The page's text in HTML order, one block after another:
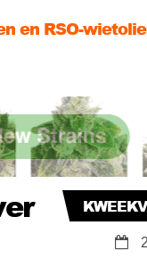
gram BIO-
Cookies